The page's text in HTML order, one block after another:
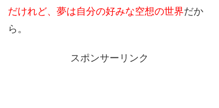
だけれど、夢は自分の好みな空想の世界だか
ら。
スポンサーリンク